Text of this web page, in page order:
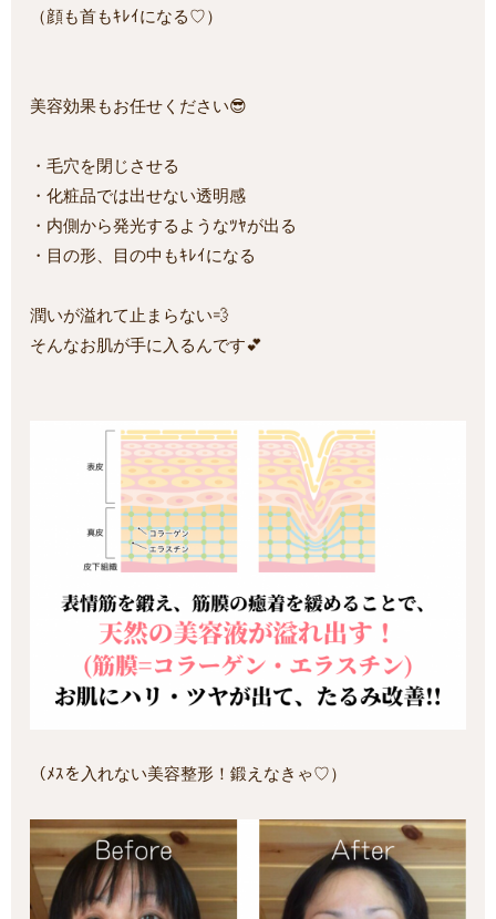
（顔も首もｷﾚｲになる♡）
美容効果もお任せください😎
・毛穴を閉じさせる
・化粧品では出せない透明感
・内側から発光するようなﾂﾔが出る
・目の形、目の中もｷﾚｲになる
潤いが溢れて止まらない💨
そんなお肌が手に入るんです💕
（ﾒｽを入れない美容整形！鍛えなきゃ♡）